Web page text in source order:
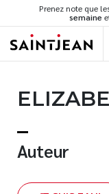
Prenez note que
semaine
Romans
Développement
Spiritualité
Auteur